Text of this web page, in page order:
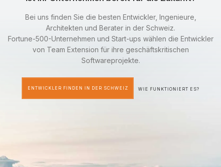
Bei uns finden Sie die besten Entwickler, Ingenieure,
Architekten und Berater in der Schweiz.
Fortune-500-Unternehmen und Start-ups wählen die Entwickler
von Team Extension für ihre geschäftskritischen
Softwareprojekte.
ENTWICKLER FINDEN IN DER SCHWEIZ WIE FUNKTIONIERT ES?